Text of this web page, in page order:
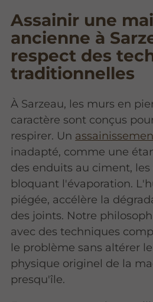
Assainir une
ancienne à
respect des
traditionnelles
À Sarzeau, les murs en
caractère sont conçus
respirer. Un
inadapté, comme une
des enduits au ciment,
bloquant l'évaporation.
piégée, accélère la
des joints. Notre
avec des techniques
le problème sans altérer
physique originel de la
presqu'île.